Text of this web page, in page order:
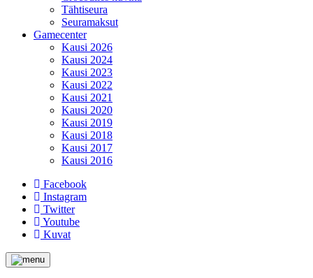
Tähtiseura
Seuramaksut
Gamecenter
Kausi 2026
Kausi 2024
Kausi 2023
Kausi 2022
Kausi 2021
Kausi 2020
Kausi 2019
Kausi 2018
Kausi 2017
Kausi 2016
Facebook
Instagram
Twitter
Youtube
Kuvat